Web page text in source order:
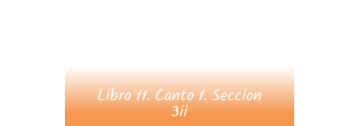
Libro 11. Canto 1. Seccion
3ii